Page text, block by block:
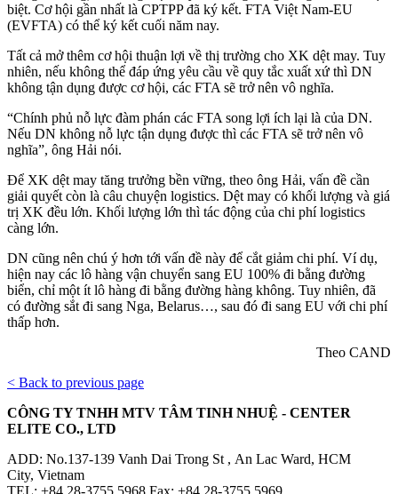
biệt. Cơ hội gần nhất là CPTPP đã ký kết. FTA Việt Nam-EU
(EVFTA) có thể ký kết cuối năm nay.
Tất cả mở thêm cơ hội thuận lợi về thị trường cho XK dệt may. Tuy
nhiên, nếu không thể đáp ứng yêu cầu về quy tắc xuất xứ thì DN
không tận dụng được cơ hội, các FTA sẽ trở nên vô nghĩa.
“Chính phủ nỗ lực đàm phán các FTA song lợi ích lại là của DN.
Nếu DN không nỗ lực tận dụng được thì các FTA sẽ trở nên vô
nghĩa”, ông Hải nói.
Để XK dệt may tăng trưởng bền vững, theo ông Hải, vấn đề cần
giải quyết còn là câu chuyện logistics. Dệt may có khối lượng và giá
trị XK đều lớn. Khối lượng lớn thì tác động của chi phí logistics
càng lớn.
DN cũng nên chú ý hơn tới vấn đề này để cắt giảm chi phí. Ví dụ,
hiện nay các lô hàng vận chuyển sang EU 100% đi bằng đường
biển, chỉ một ít lô hàng đi bằng đường hàng không. Tuy nhiên, đã
có đường sắt đi sang Nga, Belarus…, sau đó đi sang EU với chi phí
thấp hơn.
Theo CAND
< Back to previous page
CÔNG TY TNHH MTV TÂM TINH NHUỆ - CENTER
ELITE CO., LTD
ADD: No.137-139 Vanh Dai Trong St , An Lac Ward, HCM
City, Vietnam